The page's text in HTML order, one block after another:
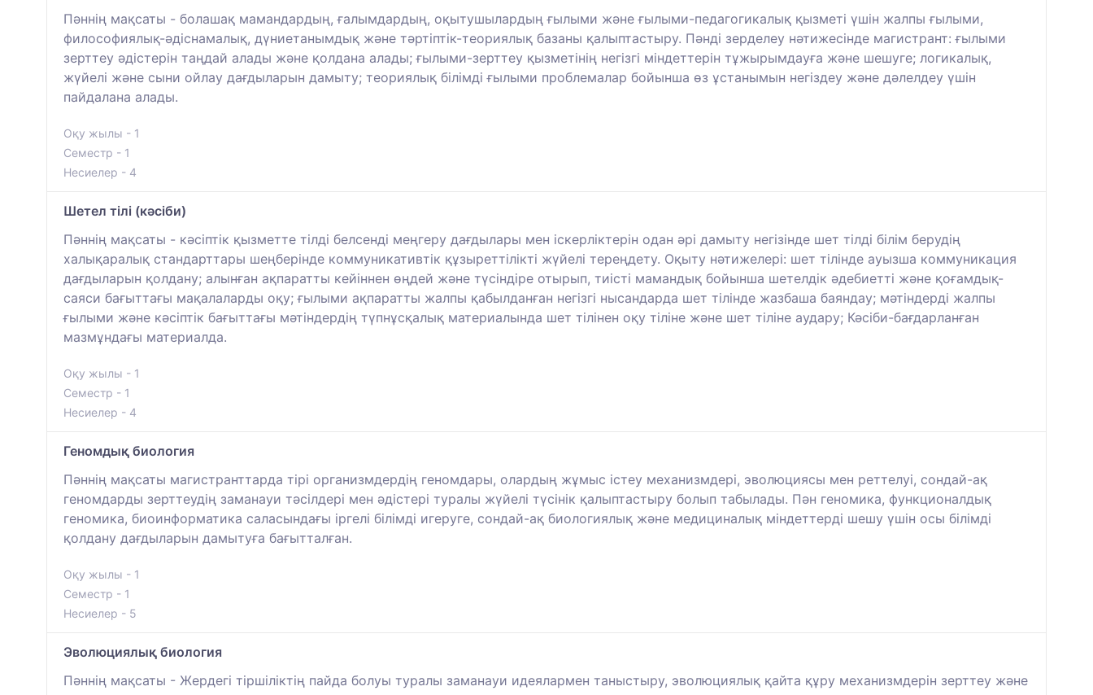
Пәннің мақсаты - болашақ мамандардың, ғалымдардың, оқытушылардың ғылыми және ғылыми-педагогикалық қызметі үшін жалпы ғылыми,
философиялық-әдіснамалық, дүниетанымдық және тәртіптік-теориялық базаны қалыптастыру. Пәнді зерделеу нәтижесінде магистрант: ғылыми
зерттеу әдістерін таңдай алады және қолдана алады; ғылыми-зерттеу қызметінің негізгі міндеттерін тұжырымдауға және шешуге; логикалық,
жүйелі және сыни ойлау дағдыларын дамыту; теориялық білімді ғылыми проблемалар бойынша өз ұстанымын негіздеу және дәлелдеу үшін
пайдалана алады.
Оқу жылы - 1
Семестр - 1
Несиелер - 4
Шетел тілі (кәсіби)
Пәннің мақсаты - кәсіптік қызметте тілді белсенді меңгеру дағдылары мен іскерліктерін одан әрі дамыту негізінде шет тілді білім берудің
халықаралық стандарттары шеңберінде коммуникативтік құзыреттілікті жүйелі тереңдету. Оқыту нәтижелері: шет тілінде ауызша коммуникация
дағдыларын қолдану; алынған ақпаратты кейіннен өңдей және түсіндіре отырып, тиісті мамандық бойынша шетелдік әдебиетті және қоғамдық-
саяси бағыттағы мақалаларды оқу; ғылыми ақпаратты жалпы қабылданған негізгі нысандарда шет тілінде жазбаша баяндау; мәтіндерді жалпы
ғылыми және кәсіптік бағыттағы мәтіндердің түпнұсқалық материалында шет тілінен оқу тіліне және шет тіліне аудару; Кәсіби-бағдарланған
мазмұндағы материалда.
Оқу жылы - 1
Семестр - 1
Несиелер - 4
Геномдық биология
Пәннің мақсаты магистранттарда тірі организмдердің геномдары, олардың жұмыс істеу механизмдері, эволюциясы мен реттелуі, сондай-ақ
геномдарды зерттеудің заманауи тәсілдері мен әдістері туралы жүйелі түсінік қалыптастыру болып табылады. Пән геномика, функционалдық
геномика, биоинформатика саласындағы іргелі білімді игеруге, сондай-ақ биологиялық және медициналық міндеттерді шешу үшін осы білімді
қолдану дағдыларын дамытуға бағытталған.
Оқу жылы - 1
Семестр - 1
Несиелер - 5
Эволюциялық биология
Пәннің мақсаты - Жердегі тіршіліктің пайда болуы туралы заманауи идеялармен таныстыру, эволюциялық қайта құру механизмдерін зерттеу және